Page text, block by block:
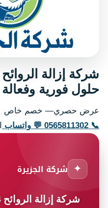
حلول فورية وفعالة
عرض حصري— خصم خاص
📞
0565811302
💬 واتساب
✦ شركة الجزيرة